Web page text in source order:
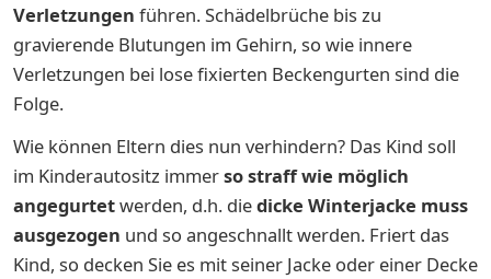
Verletzungen führen. Schädelbrüche bis zu
gravierende Blutungen im Gehirn, so wie innere
Verletzungen bei lose fixierten Beckengurten sind die
Folge.
Wie können Eltern dies nun verhindern? Das Kind soll
im Kinderautositz immerso straff wie möglich
angegurtetwerden, d.h. diedicke Winterjacke muss
ausgezogen und so angeschnallt werden. Friert das
Kind, so decken Sie es mit seiner Jacke oder einer Decke